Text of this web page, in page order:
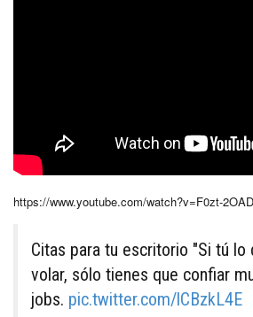
https://www.youtube.com/watch?v=F0zt-
Citas para tu escritorio "Si tú lo
volar, sólo tienes que confiar
jobs. pic.twitter.com/lCBzkL4E